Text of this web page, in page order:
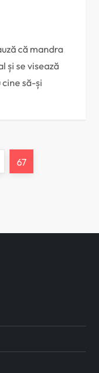
că mandra
și se visează
cine să-și
Page
67